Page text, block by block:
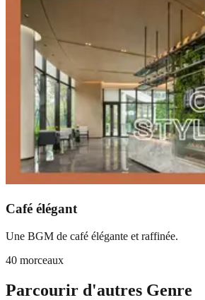
Café élégant
Une BGM de café élégante et raffinée.
40 morceaux
Parcourir d'autres Genre